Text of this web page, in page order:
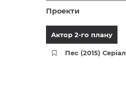
Проекти
Актор 2-го плану
Пес (2015) Серіал